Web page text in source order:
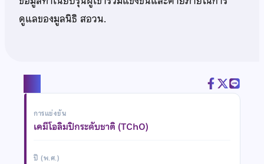
ดูแลของมูลนิธิ สอวน.
การแข่งขัน
เคมีโอลิมปิกระดับชาติ (TChO)
ปี (พ.ศ.)